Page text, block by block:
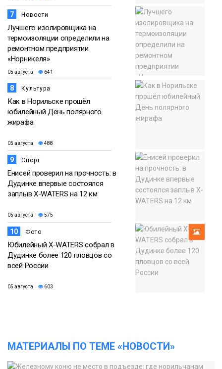
7 Новости
Лучшего изолировщика на
термоизоляции определили на
ремонтном предприятии
«Норникеля»
05 августа 641
8 Культура
Как в Норильске прошёл
юбилейный День полярного
жирафа
05 августа 488
9 Спорт
Енисей проверил на прочность: в
Дудинке впервые состоялся
заплыв X-WATERS на 12 км
05 августа 575
10 Фото
Юбилейный X-WATERS собрал в
Дудинке более 120 пловцов со
всей России
05 августа 603
МАТЕРИАЛЫ ПО ТЕМЕ «НОВОСТИ»